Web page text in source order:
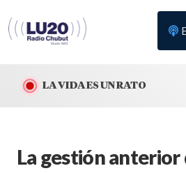
LA VIDA ES UN RATO
La gestión anterior